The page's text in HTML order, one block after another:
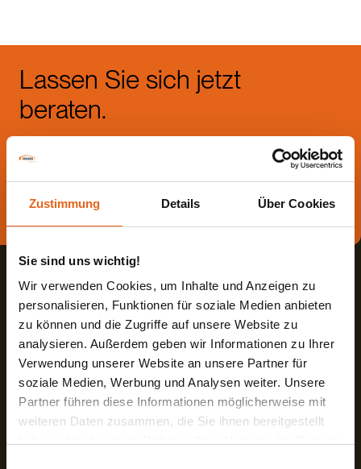
Zustimmung Details Über Cookies
Sie sind uns wichtig!
Wir verwenden Cookies, um Inhalte und Anzeigen zu
personalisieren, Funktionen für soziale Medien anbieten
zu können und die Zugriffe auf unsere Website zu
analysieren. Außerdem geben wir Informationen zu Ihrer
Verwendung unserer Website an unsere Partner für
soziale Medien, Werbung und Analysen weiter. Unsere
Partner führen diese Informationen möglicherweise mit
weiteren Daten zusammen, die Sie ihnen bereitgestellt
Lassen Sie sich jetzt
beraten.
Die beste Beratung ist die persönliche - von einem Haas
Direkt Termin vereinbaren
Haas Fertigbau GmbH
Industriestraße 8
84326 Falkenberg
Deutschland
Fon +498727180
Fax +49872718593
Mail info@haas-fertigbau.de